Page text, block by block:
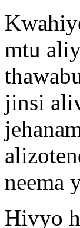
mtu
jinsi
neema
Hivyo